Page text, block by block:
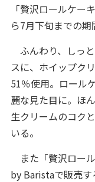
「贅沢ロールケー
ら7月下旬までの期
ふんわり、しっ
スに、ホイップク
51％使用。ロール
麗な見た目に。ほ
生クリームのコク
いる。
また「贅沢ロー
by Baristaで販売